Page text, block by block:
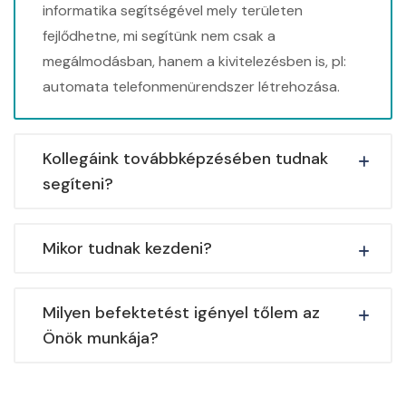
informatika segítségével mely területen
fejlődhetne, mi segítünk nem csak a
megálmodásban, hanem a kivitelezésben is, pl:
automata telefonmenürendszer létrehozása.
Kollegáink továbbképzésében tudnak
segíteni?
Mikor tudnak kezdeni?
Milyen befektetést igényel tőlem az
Önök munkája?